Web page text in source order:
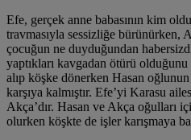
Efe, gerçek anne babasının kim
travmasıyla sessizliğe bürünürken,
çocuğun ne duyduğundan
yaptıkları kavgadan ötürü
alıp köşke dönerken Hasan
karşıya kalmıştır. Efe’yi Karasu
Akça’dır. Hasan ve Akça oğulları
olurken köşkte de işler karışmaya